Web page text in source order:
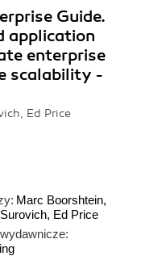
Guide.
application
enterprise
scalability -
Ed Price
Marc Boorshtein,
, Ed Price